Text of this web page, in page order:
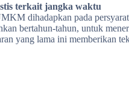
terkait jangka waktu
dihadapkan pada
bertahun-tahun, untuk
yang lama ini memberikan